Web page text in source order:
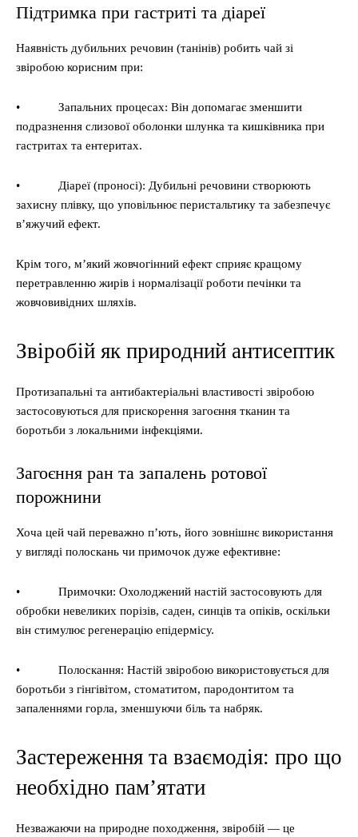
Підтримка при гастриті та діареї
Наявність дубильних речовин (танінів) робить чай зі
звіробою корисним при:
• Запальних процесах: Він допомагає зменшити
подразнення слизової оболонки шлунка та кишківника при
гастритах та ентеритах.
• Діареї (проносі): Дубильні речовини створюють
захисну плівку, що уповільнює перистальтику та забезпечує
в’яжучий ефект.
Крім того, м’який жовчогінний ефект сприяє кращому
перетравленню жирів і нормалізації роботи печінки та
жовчовивідних шляхів.
Звіробій як природний антисептик
Протизапальні та антибактеріальні властивості звіробою
застосовуються для прискорення загоєння тканин та
боротьби з локальними інфекціями.
Загоєння ран та запалень ротової
порожнини
Хоча цей чай переважно п’ють, його зовнішнє використання
у вигляді полоскань чи примочок дуже ефективне:
• Примочки: Охолоджений настій застосовують для
обробки невеликих порізів, саден, синців та опіків, оскільки
він стимулює регенерацію епідермісу.
• Полоскання: Настій звіробою використовується для
боротьби з гінгівітом, стоматитом, пародонтитом та
запаленнями горла, зменшуючи біль та набряк.
Застереження та взаємодія: про що
необхідно пам’ятати
Незважаючи на природне походження, звіробій — це